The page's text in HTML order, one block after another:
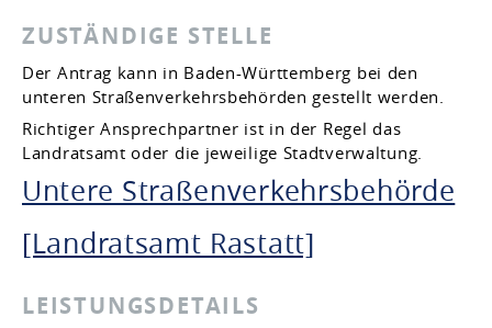
ZUSTÄNDIGE STELLE
Der Antrag kann in Baden-Württemberg bei den
unteren Straßenverkehrsbehörden gestellt werden.
Richtiger Ansprechpartner ist in der Regel das
Landratsamt oder die jeweilige Stadtverwaltung.
Untere Straßenverkehrsbehörde
[Landratsamt Rastatt]
LEISTUNGSDETAILS